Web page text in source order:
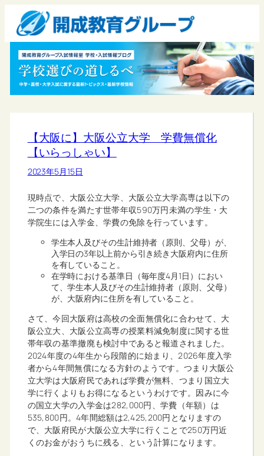
【大阪に】大阪公立大学 学費無償化
【いらっしゃい】
2023年5月15日
現時点で、大阪公立大学、大阪公立大学高専は以下の
二つの条件を満たす世帯年収590万円未満の学生・大
学院生には入学金、学費の免除を行っています。
学生本人及びその生計維持者（原則、父母）が、
入学日の3年以上前から引き続き大阪府内に住所
を有していること。
在学時における基準日（毎年度4月1日）におい
て、学生本人及びその生計維持者（原則、父母）
が、大阪府内に住所を有していること。
さて、今回大阪府は高校の全面無償化に合わせて、大
阪公立大、大阪公立高専の授業料減免制度に関する世
帯年収の基準撤廃も検討中であると報道されました。
2024年度の4年生から段階的に始まり、2026年度入学
者から4年間無償になる方針のようです。つまり大阪公
立大学は大阪府民であれば学費が無料、つまり国立大
学に行くよりもお得になるというわけです。因みに今
の国立大学の入学金は282,000円、学費（年額）は
535,800円。4年間総額は2,425,200円となりますの
で、大阪府民が大阪公立大学に行くことで250万円近
くのお金がおうちに残る、という計算になります。